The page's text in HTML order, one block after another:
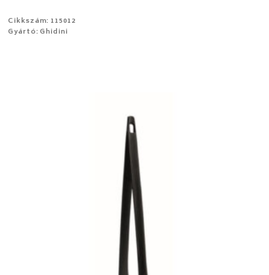
Cikkszám: 115012
Gyártó: Ghidini